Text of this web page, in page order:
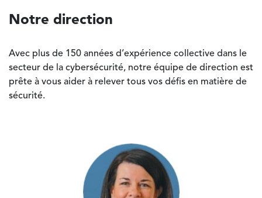
Notre direction
Avec plus de 150 années d’expérience collective dans le
secteur de la cybersécurité, notre équipe de direction est
prête à vous aider à relever tous vos défis en matière de
sécurité.
Image